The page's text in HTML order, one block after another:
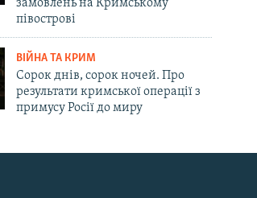
замовлень на Кримському
півострові
ВІЙНА ТА КРИМ
Сорок днів, сорок ночей. Про
результати кримської операції з
примусу Росії до миру